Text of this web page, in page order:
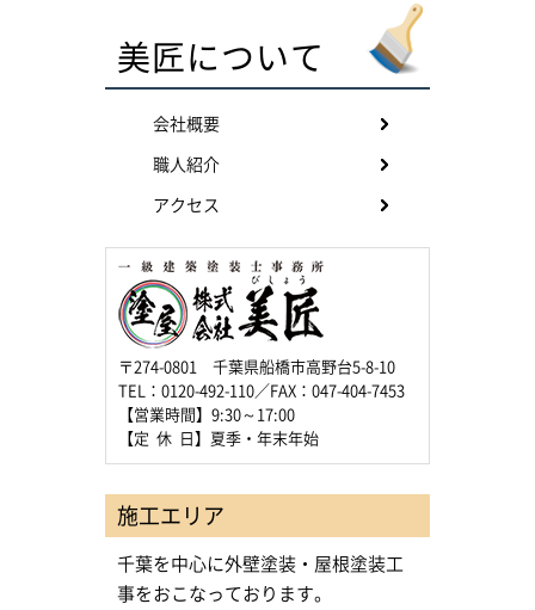
美匠について
会社概要
職人紹介
アクセス
〒274-0801 千葉県船橋市高野台5-8-10
TEL：0120-492-110／FAX：047-404-7453
【営業時間】9:30～17:00
【定 休 日】夏季・年末年始
施工エリア
千葉を中心に外壁塗装・屋根塗装工
事をおこなっております。